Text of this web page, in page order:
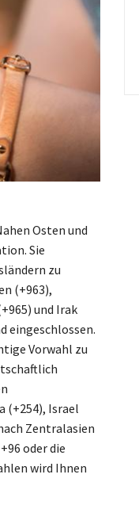
Osten und
Sie
zu
(+963),
und Irak
eingeschlossen.
Vorwahl zu
(+254), Israel
Zentralasien
oder die
wird Ihnen